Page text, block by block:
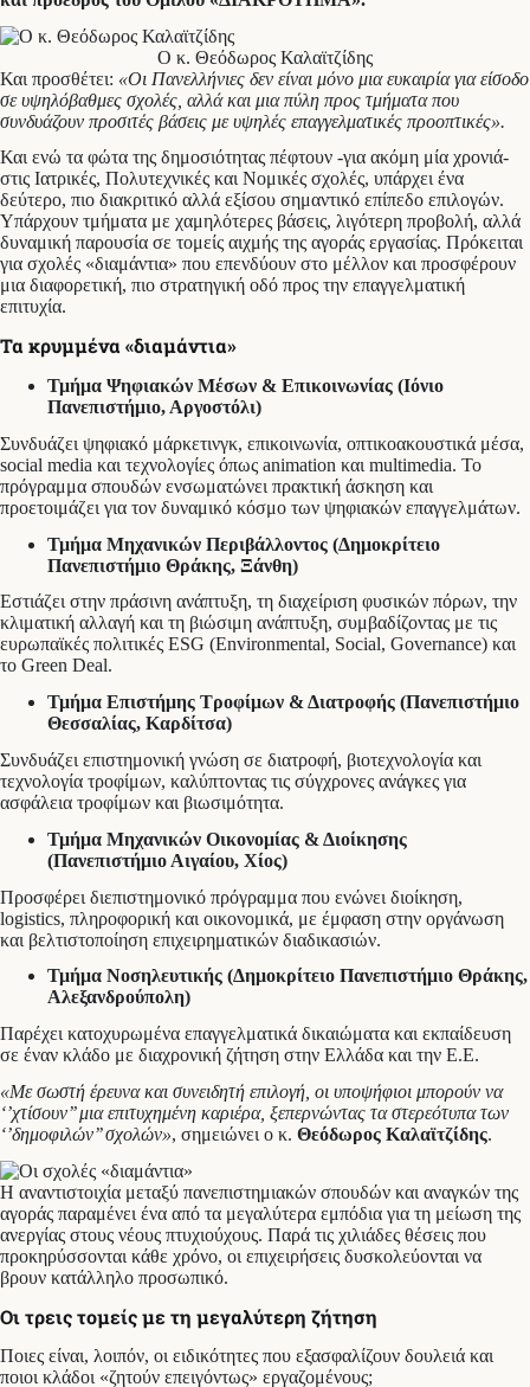
Ο κ. Θεόδωρος Καλαϊτζίδης
Και προσθέτει: «Οι Πανελλήνιες δεν είναι μόνο μια ευκαιρία για είσοδο
σε υψηλόβαθμες σχολές, αλλά και μια πύλη προς τμήματα που
συνδυάζουν προσιτές βάσεις με υψηλές επαγγελματικές προοπτικές».
Και ενώ τα φώτα της δημοσιότητας πέφτουν -για ακόμη μία χρονιά-
στις Ιατρικές, Πολυτεχνικές και Νομικές σχολές, υπάρχει ένα
δεύτερο, πιο διακριτικό αλλά εξίσου σημαντικό επίπεδο επιλογών.
Υπάρχουν τμήματα με χαμηλότερες βάσεις, λιγότερη προβολή, αλλά
δυναμική παρουσία σε τομείς αιχμής της αγοράς εργασίας. Πρόκειται
για σχολές «διαμάντια» που επενδύουν στο μέλλον και προσφέρουν
μια διαφορετική, πιο στρατηγική οδό προς την επαγγελματική
επιτυχία.
Τα κρυμμένα «διαμάντια»
Τμήμα Ψηφιακών Μέσων & Επικοινωνίας (Ιόνιο
Πανεπιστήμιο, Αργοστόλι)
Συνδυάζει ψηφιακό μάρκετινγκ, επικοινωνία, οπτικοακουστικά μέσα,
social media και τεχνολογίες όπως animation και multimedia. Το
πρόγραμμα σπουδών ενσωματώνει πρακτική άσκηση και
προετοιμάζει για τον δυναμικό κόσμο των ψηφιακών επαγγελμάτων.
Τμήμα Μηχανικών Περιβάλλοντος (Δημοκρίτειο
Πανεπιστήμιο Θράκης, Ξάνθη)
Εστιάζει στην πράσινη ανάπτυξη, τη διαχείριση φυσικών πόρων, την
κλιματική αλλαγή και τη βιώσιμη ανάπτυξη, συμβαδίζοντας με τις
ευρωπαϊκές πολιτικές ESG (Environmental, Social, Governance) και
το Green Deal.
Τμήμα Επιστήμης Τροφίμων & Διατροφής (Πανεπιστήμιο
Θεσσαλίας, Καρδίτσα)
Συνδυάζει επιστημονική γνώση σε διατροφή, βιοτεχνολογία και
τεχνολογία τροφίμων, καλύπτοντας τις σύγχρονες ανάγκες για
ασφάλεια τροφίμων και βιωσιμότητα.
Τμήμα Μηχανικών Οικονομίας & Διοίκησης
(Πανεπιστήμιο Αιγαίου, Χίος)
Προσφέρει διεπιστημονικό πρόγραμμα που ενώνει διοίκηση,
logistics, πληροφορική και οικονομικά, με έμφαση στην οργάνωση
και βελτιστοποίηση επιχειρηματικών διαδικασιών.
Τμήμα Νοσηλευτικής (Δημοκρίτειο Πανεπιστήμιο Θράκης,
Αλεξανδρούπολη)
Παρέχει κατοχυρωμένα επαγγελματικά δικαιώματα και εκπαίδευση
σε έναν κλάδο με διαχρονική ζήτηση στην Ελλάδα και την Ε.Ε.
«Με σωστή έρευνα και συνειδητή επιλογή, οι υποψήφιοι μπορούν να
‘’χτίσουν’’ μια επιτυχημένη καριέρα, ξεπερνώντας τα στερεότυπα των
‘’δημοφιλών’’ σχολών», σημειώνει ο κ. Θεόδωρος Καλαϊτζίδης.
Η αναντιστοιχία μεταξύ πανεπιστημιακών σπουδών και αναγκών της
αγοράς παραμένει ένα από τα μεγαλύτερα εμπόδια για τη μείωση της
ανεργίας στους νέους πτυχιούχους. Παρά τις χιλιάδες θέσεις που
προκηρύσσονται κάθε χρόνο, οι επιχειρήσεις δυσκολεύονται να
βρουν κατάλληλο προσωπικό.
Οι τρεις τομείς με τη μεγαλύτερη ζήτηση
Ποιες είναι, λοιπόν, οι ειδικότητες που εξασφαλίζουν δουλειά και
ποιοι κλάδοι «ζητούν επειγόντως» εργαζομένους;